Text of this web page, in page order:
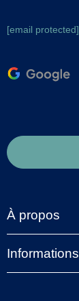
[email protected]
À propos
Informations